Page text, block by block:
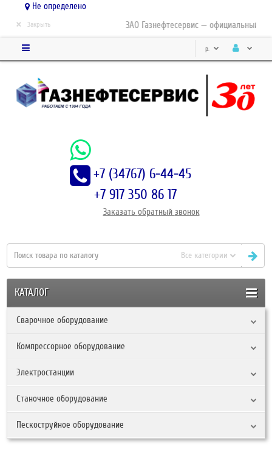
Не определено
ЗАО Газнефтесервис — официальный
× Закрыть
р.
+7 (34767) 6-44-45
+7 917 350 86 17
Заказать обратный звонок
Все категории
КАТАЛОГ
Сварочное оборудование
Компрессорное оборудование
Электростанции
Станочное оборудование
Пескоструйное оборудование